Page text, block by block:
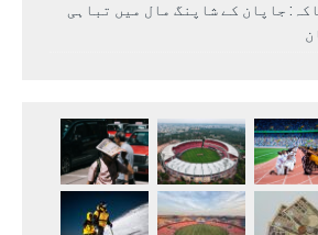
جاپان کے شاپنگ مال میں تباہی